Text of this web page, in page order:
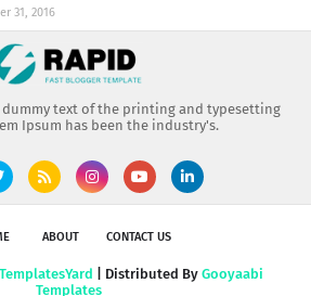
31, 2016
dummy text of the printing and typesetting
Ipsum has been the industry's.
ABOUT CONTACT US
TemplatesYard | Distributed By Gooyaabi
Templates